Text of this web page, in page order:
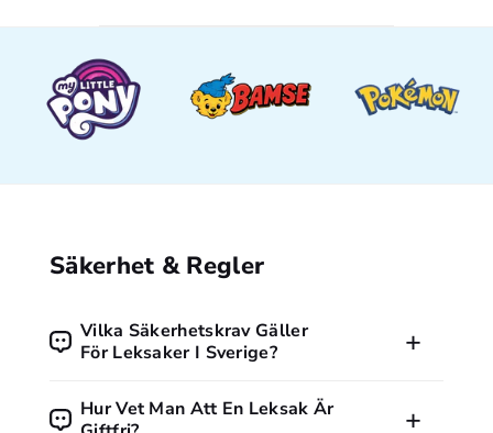
Säkerhet & Regler
Vilka Säkerhetskrav Gäller
För Leksaker I Sverige?
Alla leksaker som säljs i Sverige måste följa EU:s
leksaksdirektiv och vara CE-märkta. Märkningen visar att
Hur Vet Man Att En Leksak Är